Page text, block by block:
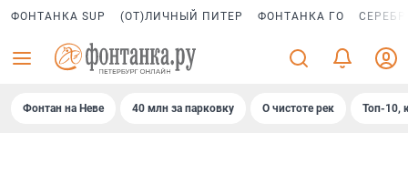
ФОНТАНКА SUP (ОТ)ЛИЧНЫЙ ПИТЕР ФОНТАНКА ГО
Фонтан на Неве 40 млн за парковку О чистоте рек Топ-10,